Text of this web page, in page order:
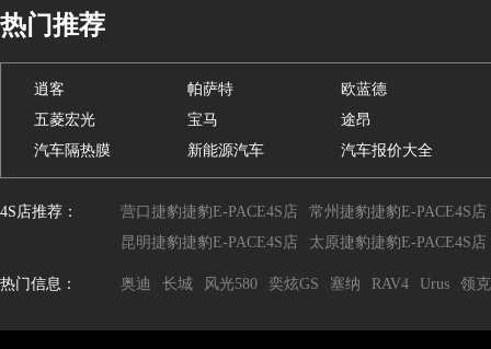
热门推荐
逍客 帕萨特
欧蓝德
五菱宏光
宝马
途昂
汽车隔热膜
新能源汽车 汽车报价大全
4S店推荐： 营口捷豹捷豹E-PACE4S店
常州捷豹捷豹E-PACE4S店
昆明捷豹捷豹E-PACE4S店
太原捷豹捷豹E-PACE4S店
热门信息： 奥迪 长城 风光580 奕炫GS 塞纳 RAV4 Urus 领